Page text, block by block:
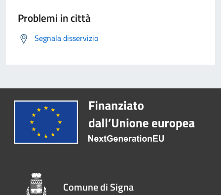
Problemi in città
Segnala disservizio
Comune di Signa